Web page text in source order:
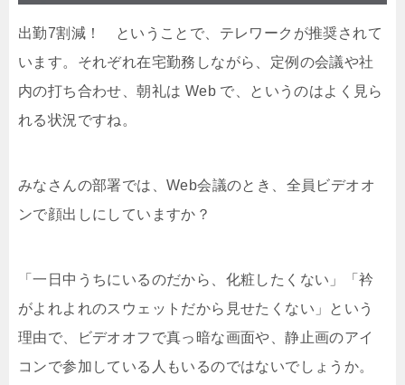
出勤7割減！ ということで、テレワークが推奨されて
います。それぞれ在宅勤務しながら、定例の会議や社
内の打ち合わせ、朝礼は Web で、というのはよく見ら
れる状況ですね。
みなさんの部署では、Web会議のとき、全員ビデオオ
ンで顔出しにしていますか？
「一日中うちにいるのだから、化粧したくない」「衿
がよれよれのスウェットだから見せたくない」という
理由で、ビデオオフで真っ暗な画面や、静止画のアイ
コンで参加している人もいるのではないでしょうか。